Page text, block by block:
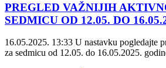
PREGLED VAŽNIJIH
SEDMICU OD 12.05. DO
16.05.2025. 13:33 U nastavku pogledajte
za sedmicu od 12.05. do 16.05.2025.